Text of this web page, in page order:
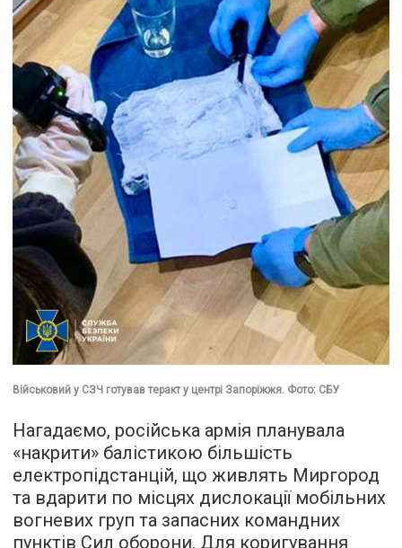
Військовий у СЗЧ готував теракт у центрі Запоріжжя. Фото: СБУ
Нагадаємо, російська армія планувала
«накрити» балістикою більшість
електропідстанцій, що живлять Миргород
та вдарити по місцях дислокації мобільних
вогневих груп та запасних командних
пунктів Сил оборони. Для коригування